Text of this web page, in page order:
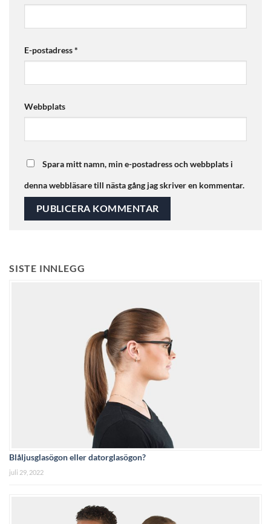
E-postadress*
Webbplats
Spara mitt namn, min e-postadress och webbplats i
denna webbläsare till nästa gång jag skriver en kommentar.
SISTE INNLEGG
Blåljusglasögon eller datorglasögon?
juli 29, 2022